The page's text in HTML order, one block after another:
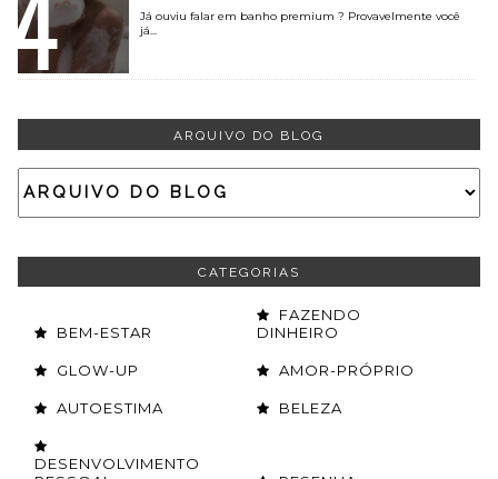
Já ouviu falar em banho premium ? Provavelmente você
já...
ARQUIVO DO BLOG
CATEGORIAS
BEM-ESTAR
FAZENDO
DINHEIRO
GLOW-UP AMOR-PRÓPRIO
AUTOESTIMA BELEZA
DESENVOLVIMENTO